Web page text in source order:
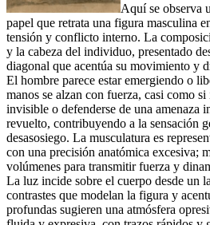
Aquí se observa
papel que retrata una figura masculina
tensión y conflicto interno. La
y la cabeza del individuo, presentado
diagonal que acentúa su movimiento y
El hombre parece estar emergiendo o
manos se alzan con fuerza, casi como
invisible o defenderse de una amenaza
revuelto, contribuyendo a la sensación
desasosiego. La musculatura es
con una precisión anatómica excesiva;
volúmenes para transmitir fuerza y
La luz incide sobre el cuerpo desde un
contrastes que modelan la figura y
profundas sugieren una atmósfera